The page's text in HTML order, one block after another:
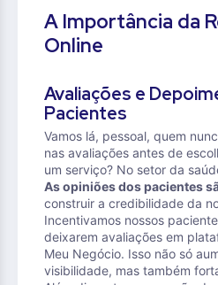
A Importância da
Online
Avaliações e
Pacientes
Vamos lá, pessoal, quem
nas avaliações antes de
um serviço? No setor da
As opiniões dos pacientes
construir a credibilidade da
Incentivamos nossos
deixarem avaliações em
Meu Negócio. Isso não só
visibilidade, mas também